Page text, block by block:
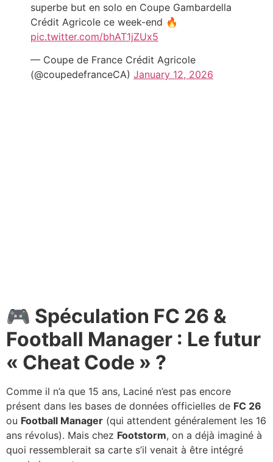
superbe but en solo en Coupe Gambardella
Crédit Agricole ce week-end 🔥
pic.twitter.com/bhAT1jZUx5
— Coupe de France Crédit Agricole
(@coupedefranceCA) January 12, 2026
🎮 Spéculation FC 26 &
Football Manager : Le futur
« Cheat Code » ?
Comme il n’a que 15 ans, Laciné n’est pas encore
présent dans les bases de données officielles de FC 26
ou Football Manager (qui attendent généralement les 16
ans révolus). Mais chez Footstorm, on a déjà imaginé à
quoi ressemblerait sa carte s’il venait à être intégré